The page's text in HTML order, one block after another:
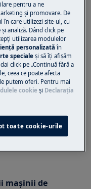
autorizat.
vizita
înlocui sigiliul.
mașinii de
pentru a ne
și promovare. De
care utilizezi site-ul, cu
analiză. Dând click pe
utilizarea modulelor
personalizată în
speciale și să îţi afișăm
click pe „Continuă fără a
ceea ce poate afecta
putem oferi. Pentru mai
cookie și Declaraţia
toate cookie-urile